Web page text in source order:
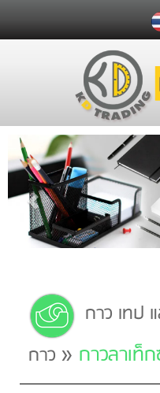
กาว เทป
กาว » กาวลาเท็